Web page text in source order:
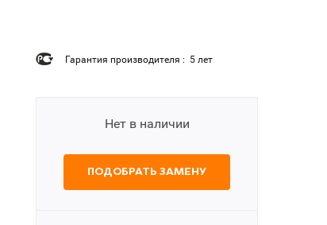
Гарантия производителя : 5 лет
Нет в наличии
ПОДОБРАТЬ ЗАМЕНУ